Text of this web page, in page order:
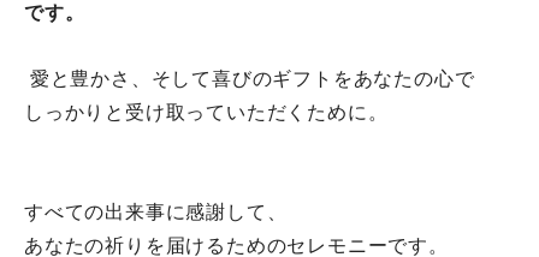
です。
愛と豊かさ、そして喜びのギフトをあなたの心で
しっかりと受け取っていただくために。
すべての出来事に感謝して、
あなたの祈りを届けるためのセレモニーです。